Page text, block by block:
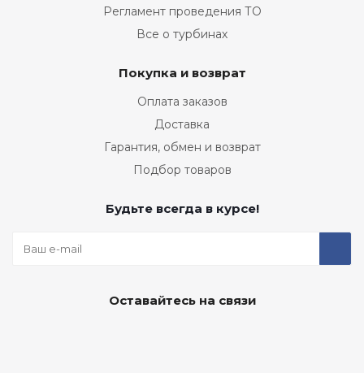
Регламент проведения ТО
Все о турбинах
Покупка и возврат
Оплата заказов
Доставка
Гарантия, обмен и возврат
Подбор товаров
Будьте всегда в курсе!
Оставайтесь на связи